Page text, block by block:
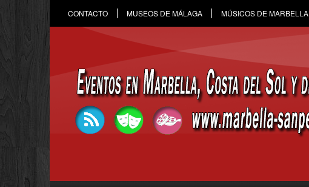
CONTACTO MUSEOS DE MÁLAGA MÚSICOS DE MARBELLA